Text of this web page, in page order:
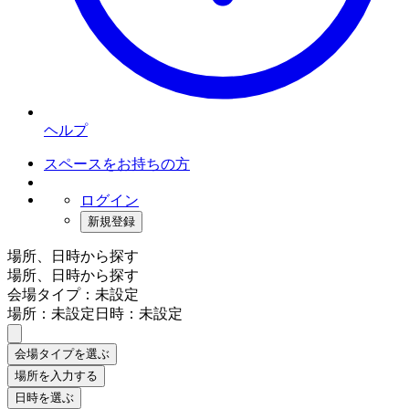
ヘルプ
スペースをお持ちの方
ログイン
新規登録
場所、日時から探す
場所、日時から探す
会場タイプ：未設定
場所：未設定日時：未設定
会場タイプを選ぶ
場所を入力する
日時を選ぶ